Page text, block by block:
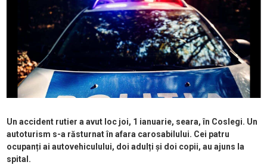
Un accident rutier a avut loc joi, 1 ianuarie, seara, în Coslegi. Un
autoturism s-a răsturnat în afara carosabilului. Cei patru
ocupanți ai autovehiculului, doi adulți și doi copii, au ajuns la
spital.